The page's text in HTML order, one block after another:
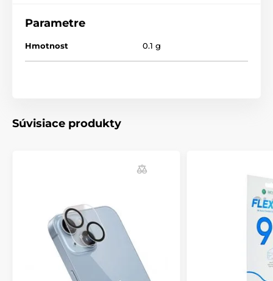
telefónu a oleofóbny povlak zabraňuje vzniku
odtlačkov prstov.
Parametre
Hmotnost 0.1 g
Súvisiace produkty